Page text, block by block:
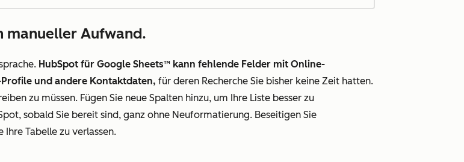
manueller Aufwand.
HubSpot für Google Sheets™ kann fehlende Felder mit Online-
und andere Kontaktdaten, für deren Recherche Sie bisher keine Zeit hatten.
zu müssen. Fügen Sie neue Spalten hinzu, um Ihre Liste besser zu
sobald Sie bereit sind, ganz ohne Neuformatierung. Beseitigen Sie
Tabelle zu verlassen.